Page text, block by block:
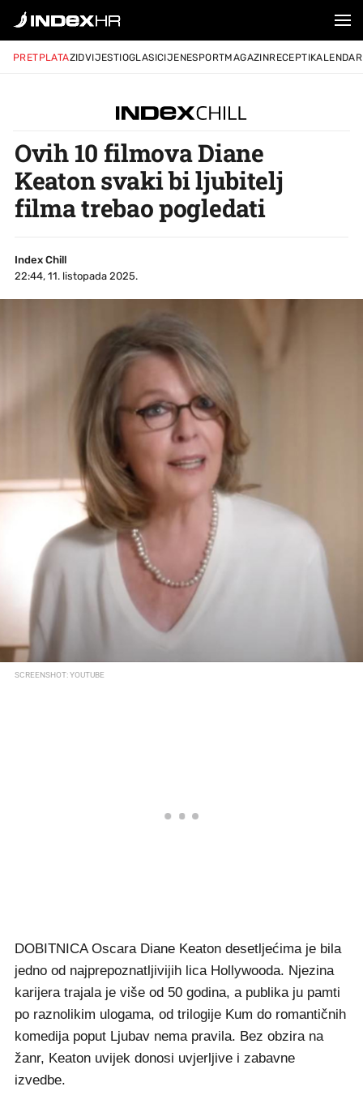
PRETPLATAZIDVIJESTIOGLASICIJENESPORTMAGAZINRECEPTIKALENDAR
Ovih 10 filmova Diane
Keaton svaki bi ljubitelj
filma trebao pogledati
Index Chill
22:44, 11. listopada 2025.
SCREENSHOT: YOUTUBE
DOBITNICA Oscara Diane Keaton desetljećima je bila
jedno od najprepoznatljivijih lica Hollywooda. Njezina
karijera trajala je više od 50 godina, a publika ju pamti
po raznolikim ulogama, od trilogije Kum do romantičnih
komedija poput Ljubav nema pravila. Bez obzira na
žanr, Keaton uvijek donosi uvjerljive i zabavne
izvedbe.